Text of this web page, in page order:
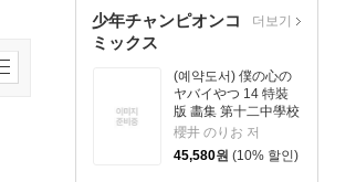
少年チャンピオンコ
ミックス
(예약도서) 僕の心の
ヤバイやつ 14 特裝
版 畵集 第十二中學校
卒業アルバム
櫻井 のりお 저
45,580원 (10% 할인)
더보기